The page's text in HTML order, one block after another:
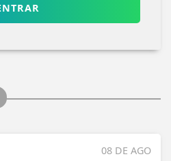
08 DE AGO